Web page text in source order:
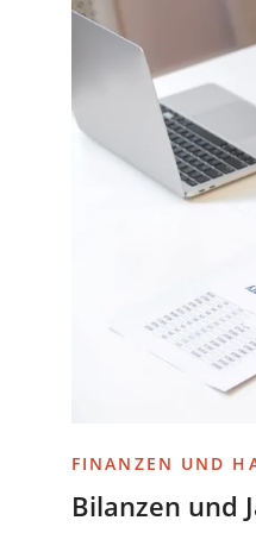
FINANZEN UND
Bilanzen und